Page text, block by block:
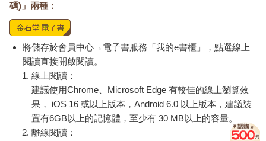
碼)」兩種：
將儲存於會員中心→電子書服務「我的e書櫃」，點選線上
閱讀直接開啟閱讀。
線上閱讀：
建議使用Chrome、Microsoft Edge 有較佳的線上瀏覽效
果， iOS 16 或以上版本，Android 6.0 以上版本，建議裝
置有6GB以上的記憶體，至少有 30 MB以上的容量。
離線閱讀：